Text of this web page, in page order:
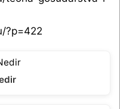
?p=422